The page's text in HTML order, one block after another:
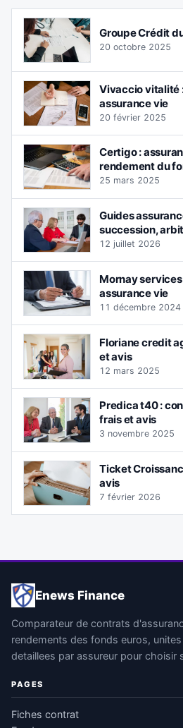
Groupe Crédit
20 octobre 2025
Vivaccio vitalité
assurance vie
20 février 2025
Certigo :
rendement du
25 mars 2025
Guides
succession,
12 juillet 2026
Mornay
assurance vie
11 décembre 2024
Floriane credit
et avis
12 mars 2025
Predica t40 :
frais et avis
3 novembre 2025
Ticket
avis
7 février 2026
Enews Finance
Comparateur de contrats
rendements des fonds euros,
detaillees par assureur pour choisir
PAGES
Fiches contrat